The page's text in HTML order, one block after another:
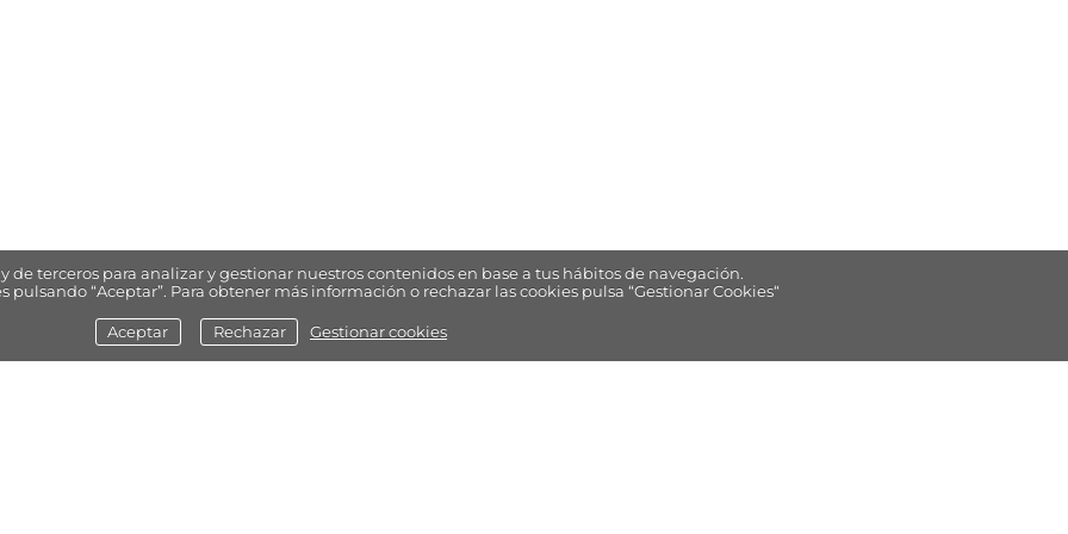
de terceros para analizar y gestionar nuestros contenidos en base a tus hábitos de navegación.
pulsando “Aceptar”. Para obtener más información o rechazar las cookies pulsa “Gestionar Cookies“
Aceptar Rechazar Gestionar cookies